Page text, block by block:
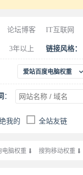
论坛博客
IT互联网
乐 古玩珍藏
珠宝
车 建筑材料 工业
3年以上 链接风格：
爱站百度电脑权重
：
我的 全站友链
电脑权重  搜狗移动权重 